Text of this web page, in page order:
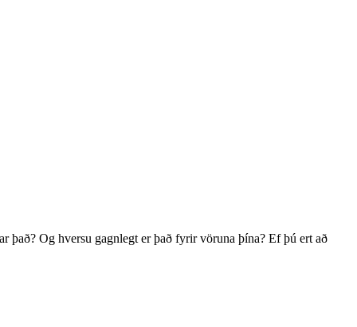
Og hversu gagnlegt er það fyrir vöruna þína? Ef þú ert að